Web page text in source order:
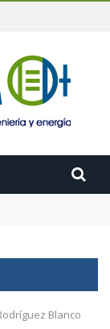
pionera para
Blanco